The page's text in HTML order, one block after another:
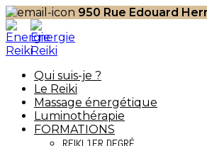
950 Rue Edouard
Qui suis-je ?
Le Reiki
Massage énergétique
Luminothérapie
FORMATIONS